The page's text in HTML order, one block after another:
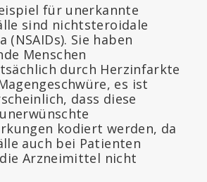
für unerkannte
sind nichtsteroidale
Sie haben
Menschen
durch Herzinfarkte
es ist
dass diese
kodiert werden, da
auch bei Patienten
Arzneimittel nicht